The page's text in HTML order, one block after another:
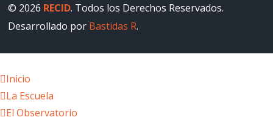
© 2026 RECID. Todos los Derechos Reservados.
Desarrollado por Bastidas R.
Inicio
La Escuela
El Observatorio